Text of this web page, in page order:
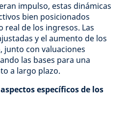
impulso, estas dinámicas
bien posicionados
de los ingresos. Las
y el aumento de los
junto con valuaciones
las bases para una
a largo plazo.
específicos de los